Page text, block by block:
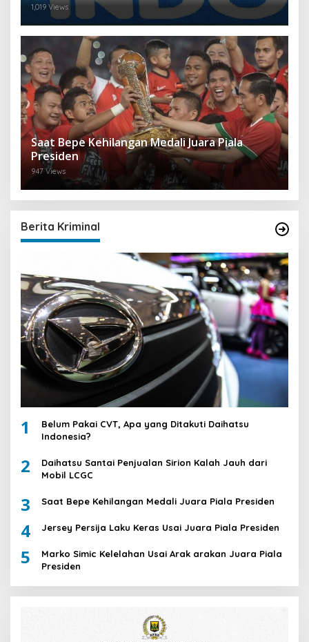
1,019 Views
Saat Bepe Kehilangan Medali Juara Piala
Presiden
947 Views
Berita Kriminal
1
Belum Pakai CVT, Apa yang Ditakuti Daihatsu
Indonesia?
2
Daihatsu Santai Penjualan Sirion Kalah Jauh dari
Mobil LCGC
3 Saat Bepe Kehilangan Medali Juara Piala Presiden
4 Jersey Persija Laku Keras Usai Juara Piala Presiden
5
Marko Simic Kelelahan Usai Arak arakan Juara Piala
Presiden